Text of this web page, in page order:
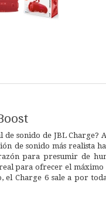
sonido de JBL Charge?
de sonido más realista
para presumir de
para ofrecer el
Charge 6 sale a por